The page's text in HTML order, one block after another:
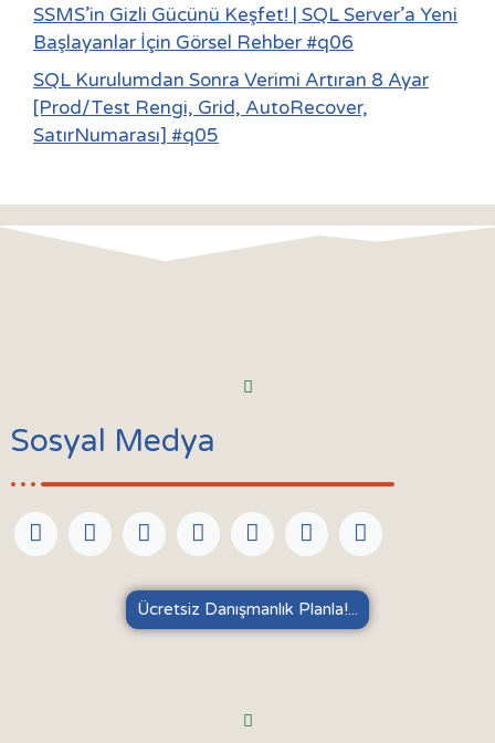
SSMS’in Gizli Gücünü Keşfet! | SQL Server’a Yeni
Başlayanlar İçin Görsel Rehber #q06
SQL Kurulumdan Sonra Verimi Artıran 8 Ayar
[Prod/Test Rengi, Grid, AutoRecover,
SatırNumarası] #q05
Sosyal Medya
Ücretsiz Danışmanlık Planla!...